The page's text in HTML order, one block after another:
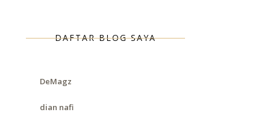
DAFTAR BLOG SAYA
DeMagz
dian nafi